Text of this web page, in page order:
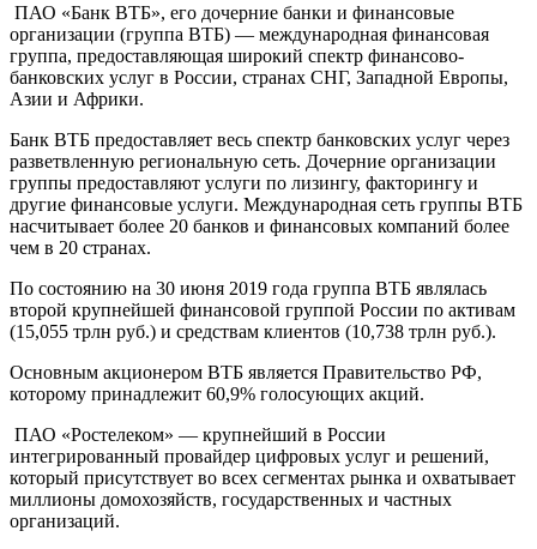
ПАО «Банк ВТБ», его дочерние банки и финансовые
организации (группа ВТБ) — международная финансовая
группа, предоставляющая широкий спектр финансово-
банковских услуг в России, странах СНГ, Западной Европы,
Азии и Африки.
Банк ВТБ предоставляет весь спектр банковских услуг через
разветвленную региональную сеть. Дочерние организации
группы предоставляют услуги по лизингу, факторингу и
другие финансовые услуги. Международная сеть группы ВТБ
насчитывает более 20 банков и финансовых компаний более
чем в 20 странах.
По состоянию на 30 июня 2019 года группа ВТБ являлась
второй крупнейшей финансовой группой России по активам
(15,055 трлн руб.) и средствам клиентов (10,738 трлн руб.).
Основным акционером ВТБ является Правительство РФ,
которому принадлежит 60,9% голосующих акций.
ПАО «Ростелеком» — крупнейший в России
интегрированный провайдер цифровых услуг и решений,
который присутствует во всех сегментах рынка и охватывает
миллионы домохозяйств, государственных и частных
организаций.